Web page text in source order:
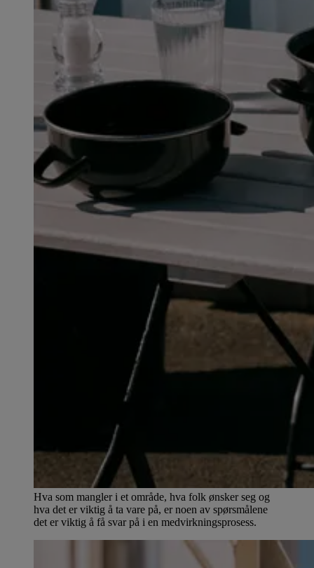
Hva som mangler i et område, hva folk ønsker seg og
hva det er viktig å ta vare på, er noen av spørsmålene
det er viktig å få svar på i en medvirkningsprosess.